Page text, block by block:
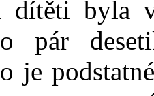
dítěti byla
pár
je